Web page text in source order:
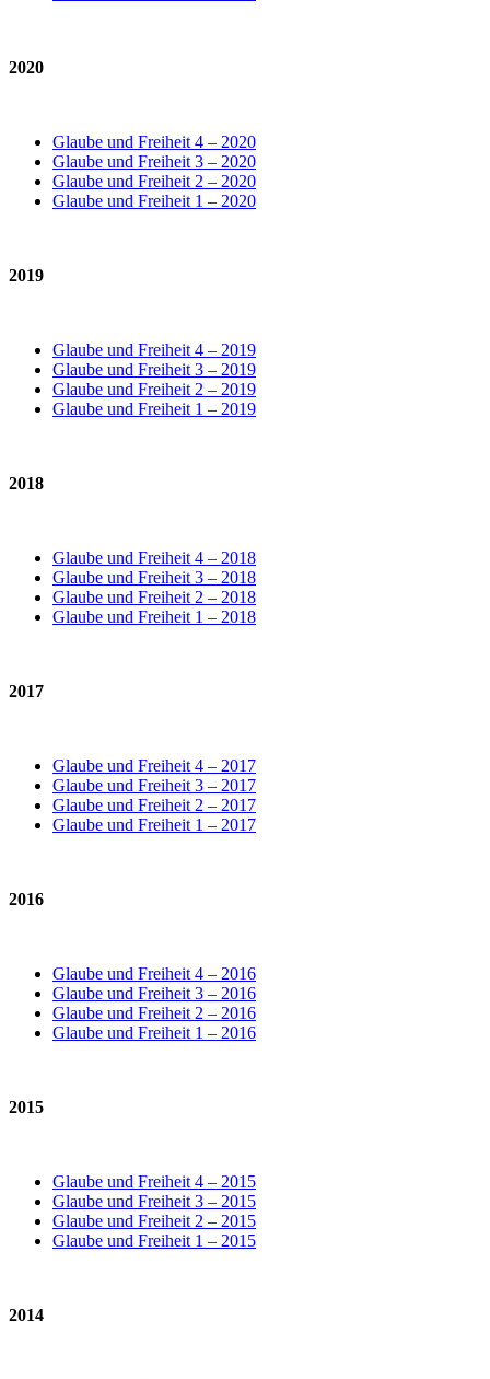
2020
Glaube und Freiheit 4 – 2020
Glaube und Freiheit 3 – 2020
Glaube und Freiheit 2 – 2020
Glaube und Freiheit 1 – 2020
2019
Glaube und Freiheit 4 – 2019
Glaube und Freiheit 3 – 2019
Glaube und Freiheit 2 – 2019
Glaube und Freiheit 1 – 2019
2018
Glaube und Freiheit 4 – 2018
Glaube und Freiheit 3 – 2018
Glaube und Freiheit 2 – 2018
Glaube und Freiheit 1 – 2018
2017
Glaube und Freiheit 4 – 2017
Glaube und Freiheit 3 – 2017
Glaube und Freiheit 2 – 2017
Glaube und Freiheit 1 – 2017
2016
Glaube und Freiheit 4 – 2016
Glaube und Freiheit 3 – 2016
Glaube und Freiheit 2 – 2016
Glaube und Freiheit 1 – 2016
2015
Glaube und Freiheit 4 – 2015
Glaube und Freiheit 3 – 2015
Glaube und Freiheit 2 – 2015
Glaube und Freiheit 1 – 2015
2014